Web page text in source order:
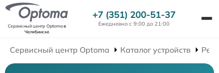
Сервисный центр Optomaв
Челябинске
+7 (351) 200-51-37
Ежедневно с 9:00 до 21:00
Сервисный центр Optoma Каталог устройств